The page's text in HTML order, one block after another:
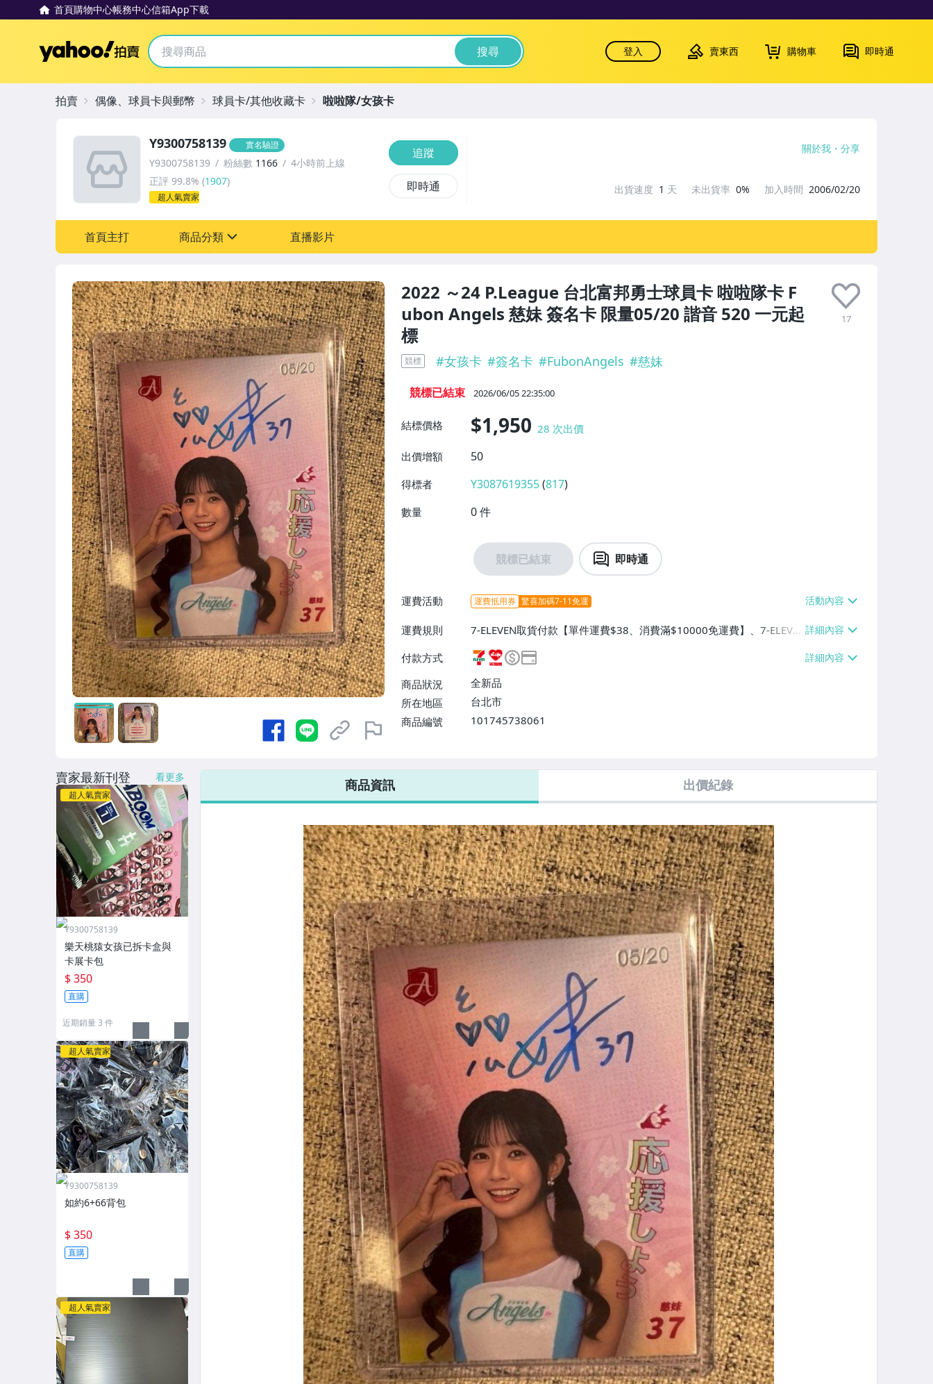
首頁購物中心帳務中心信箱App下載
Yahoo拍賣 搜尋 登入 賣東西 購物車 即時通
2022 ～24 P.League 台北富邦勇士球員卡 啦啦隊卡 F
ubon Angels 慈妹 簽名卡 限量05/20 諧音 520 一元起
標
17
競標 #女孩卡 #簽名卡 #FubonAngels #慈妹
競標已結束 2026/06/05 22:35:00
結標價格 $1,950 28 次出價
出價增額
50
得標者 Y3087619355 (817)
數量 0件
競標已結束 即時通
運費活動 運費抵用券 驚喜加碼7-11免運
運費規則
7-ELEVEN取貨付款【單件運費$38、消費滿$10000免運費】、7-ELEVE
N取貨不付款【單件運費$38】、萊爾富取貨付款【單件運費$60、消費
滿$10000免運費】、郵局掛號【單件運費$60、消費滿$10000免運
費】、面交/自取/不寄送【免運費】
付款方式
商品狀況
全新品
所在地區
台北市
商品編號
101745738061
不限金額、筆數，筆筆優惠無限次！
Y9300758139 實名驗證
Y9300758139 粉絲數 1166
4小時前上線
正評 99.8% (1907)
超人氣賣家
追蹤
即時通
關於我 分享
出貨速度 1 天 未出貨率 0% 加入時間 2006/02/20
首頁主打 商品分類
女包精品與女鞋
直播影片
拍賣 偶像、球員卡與郵幣 球員卡/其他收藏卡 啦啦隊/女孩卡
商品資訊 出價紀錄
賣家最新刊登 看更多
超人氣賣家
Y9300758139
樂天桃猿女孩已拆卡盒與
卡展卡包
$ 350
直購
近期銷量 3 件
超人氣賣家
Y9300758139
如約6+66背包
$ 350
直購
超人氣賣家